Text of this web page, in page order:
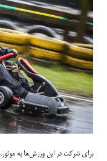
برای شرکت در این ورزش‌ها به موتور،